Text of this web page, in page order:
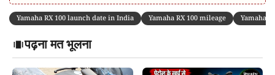
Yamaha RX 100 launch date in India Yamaha RX 100 mileage Yamaha
पढ़ना मत भूलना